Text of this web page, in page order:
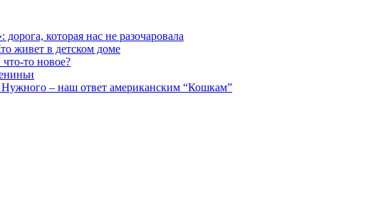
которая нас не разочаровала
живет в детском доме
то новое?
– наш ответ американским “Кошкам”